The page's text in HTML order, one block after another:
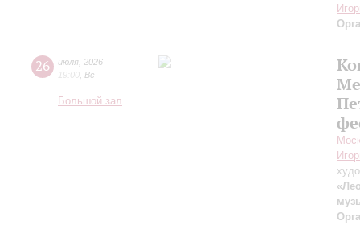
26 июля 2026
19:00 Вс
Большой зал